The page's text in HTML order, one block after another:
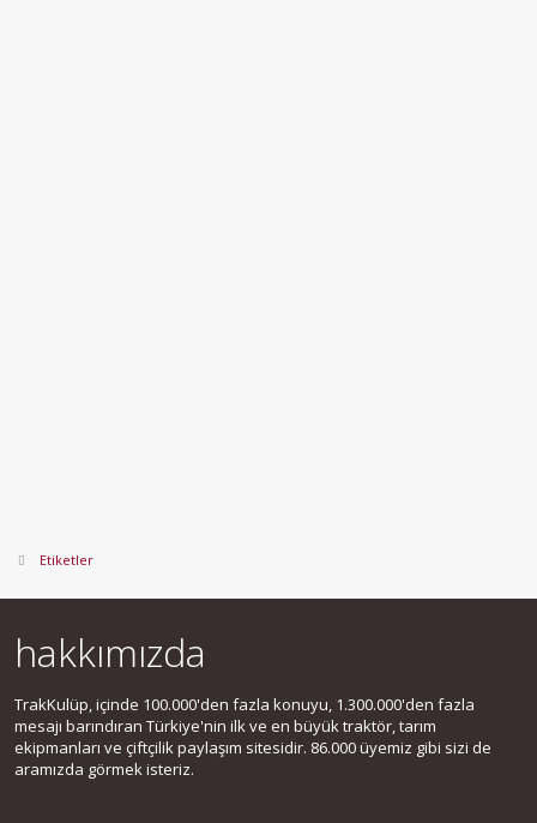
Etiketler
hakkımızda
TrakKulüp, içinde 100.000'den fazla konuyu, 1.300.000'den fazla
mesajı barındıran Türkiye'nin ilk ve en büyük traktör, tarım
ekipmanları ve çiftçilik paylaşım sitesidir. 86.000 üyemiz gibi sizi de
aramızda görmek isteriz.